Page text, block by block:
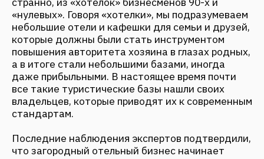
предложений становится всё больше, а
причиной тому – стремительный рост интереса к
активному отдыху на природе. Вероятно,
соотечественники подустали от отдыха в
многолюдных «Турциях и Египтах», да и не
вполне стабильная политическая обстановка в
мире отражается на туризме в целом. «Всё
гениальное – просто» - эта мысль рано или
поздно молнией пронзает каждого из нас. Вот и
турбазы, казалось бы, уже несколько
десятилетий маячат перед глазами во всех
регионах России, но грамотное управление
годы. Народ просыпается, потихоньку начинает
ценить то, что имеет.